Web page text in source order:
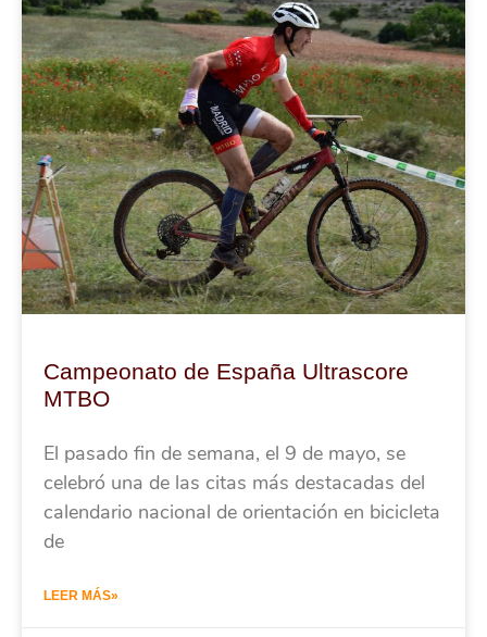
Campeonato de España Ultrascore
MTBO
El pasado fin de semana, el 9 de mayo, se
celebró una de las citas más destacadas del
calendario nacional de orientación en bicicleta
de
LEER MÁS»